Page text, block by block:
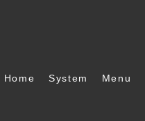
Home System Menu